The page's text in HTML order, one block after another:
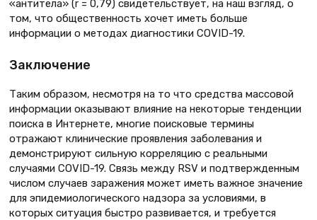
«антитела» (r = 0,79) свидетельствует, на наш взгляд, о
том, что общественность хочет иметь больше
информации о методах диагностики COVID-19.
Заключение
Таким образом, несмотря на то что средства массовой
информации оказывают влияние на некоторые тенденции
поиска в Интернете, многие поисковые термины
отражают клинические проявления заболевания и
демонстрируют сильную корреляцию с реальными
случаями COVID-19. Связь между RSV и подтвержденным
числом случаев заражения может иметь важное значение
для эпидемиологического надзора за условиями, в
которых ситуация быстро развивается, и требуется